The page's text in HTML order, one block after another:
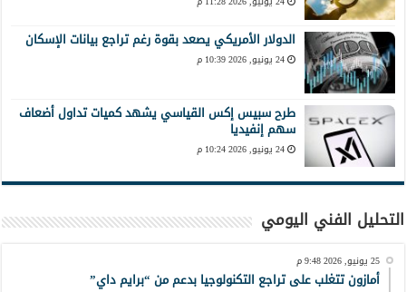
الدولار الأمريكي يصعد بقوة رغم تراجع بيانات الإسكان
24 يونيو, 2026 10:39 م
طرح سبيس إكس القياسي يشهد كميات تداول أضعاف
سهم إنفيديا
24 يونيو, 2026 10:24 م
التحليل الفني اليومي
25 يونيو, 2026 9:48 م
أمازون تتغلب على تراجع التكنولوجيا بدعم من “برايم داي”